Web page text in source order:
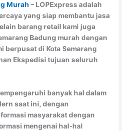
Murah – LOPExpress adalah
yang siap membantu jasa
barang retail kami juga
Badung murah dengan
berpusat di Kota Semarang
Ekspedisi tujuan seluruh
banyak hal dalam
saat ini, dengan
masyarakat dengan
mengenai hal-hal